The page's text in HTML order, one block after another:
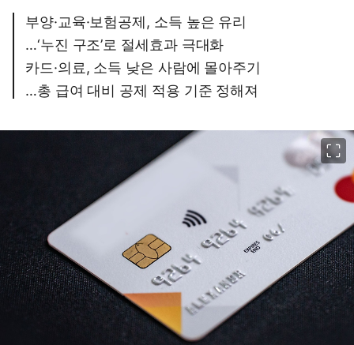
부양·교육·보험공제, 소득 높은 유리
…‘누진 구조’로 절세효과 극대화
카드·의료, 소득 낮은 사람에 몰아주기
…총 급여 대비 공제 적용 기준 정해져